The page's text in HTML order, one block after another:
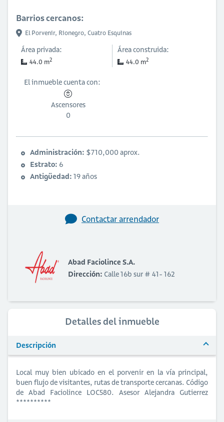
Barrios cercanos:
El Porvenir, Rionegro, Cuatro Esquinas
Área privada:
44.0 m2
Área construida:
44.0 m2
El inmueble cuenta con:
Ascensores
0
Administración: $710,000 aprox.
Estrato: 6
Antigüedad: 19 años
Contactar arrendador
Abad Faciolince S.A.
Dirección: Calle 16b sur # 41- 162
Detalles del inmueble
Descripción
Local muy bien ubicado en el porvenir en la vía principal,
buen flujo de visitantes, rutas de transporte cercanas. Código
de Abad Faciolince LOC580. Asesor Alejandra Gutierrez
**********